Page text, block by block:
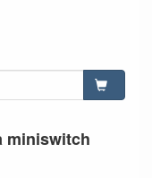
miniswitch